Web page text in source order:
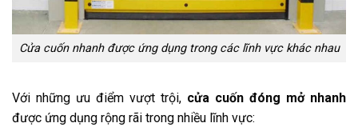
Cửa cuốn nhanh được ứng dụng trong các lĩnh vực khác nhau
Với những ưu điểm vượt trội, cửa cuốn đóng mở nhanh
được ứng dụng rộng rãi trong nhiều lĩnh vực: